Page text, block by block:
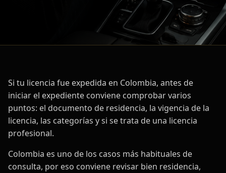
Si tu licencia fue expedida en Colombia, antes de
iniciar el expediente conviene comprobar varios
puntos: el documento de residencia, la vigencia de la
licencia, las categorías y si se trata de una licencia
profesional.
Colombia es uno de los casos más habituales de
consulta, por eso conviene revisar bien residencia,